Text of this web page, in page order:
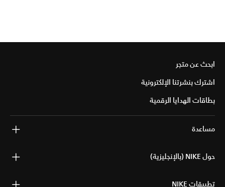
ابحث عن متجر
اشترك بنشرتنا الإلكترونية
بطاقات الهدايا الرقمية
مساعدة
حول NIKE (بالإنجليزية)
تطبيقات NIKE